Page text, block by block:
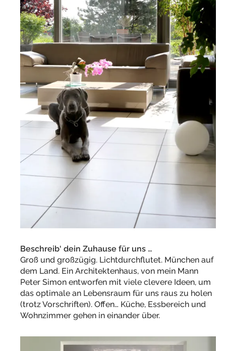
Beschreib‘ dein Zuhause für uns …
Groß und großzügig. Lichtdurchflutet. München auf
dem Land. Ein Architektenhaus, von mein Mann
Peter Simon entworfen mit viele clevere Ideen, um
das optimale an Lebensraum für uns raus zu holen
(trotz Vorschriften). Offen… Küche, Essbereich und
Wohnzimmer gehen in einander über.